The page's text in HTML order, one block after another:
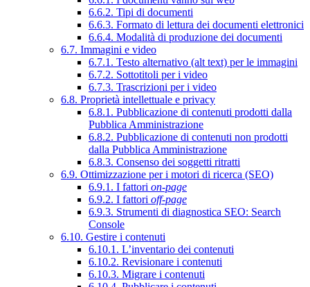
6.6.2. Tipi di documenti
6.6.3. Formato di lettura dei documenti elettronici
6.6.4. Modalità di produzione dei documenti
6.7. Immagini e video
6.7.1. Testo alternativo (alt text) per le immagini
6.7.2. Sottotitoli per i video
6.7.3. Trascrizioni per i video
6.8. Proprietà intellettuale e privacy
6.8.1. Pubblicazione di contenuti prodotti dalla
Pubblica Amministrazione
6.8.2. Pubblicazione di contenuti non prodotti
dalla Pubblica Amministrazione
6.8.3. Consenso dei soggetti ritratti
6.9. Ottimizzazione per i motori di ricerca (SEO)
6.9.1. I fattori on-page
6.9.2. I fattori off-page
6.9.3. Strumenti di diagnostica SEO: Search
Console
6.10. Gestire i contenuti
6.10.1. L’inventario dei contenuti
6.10.2. Revisionare i contenuti
6.10.3. Migrare i contenuti